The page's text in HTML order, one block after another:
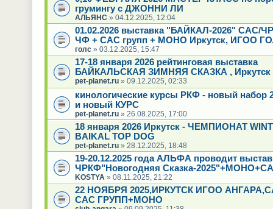
грумингу с ДЖОННИ ЛИ
АЛЬЯНС » 04.12.2025, 12:04
01.02.2026 выставка "БАЙКАЛ-2026" САС/
ЧФ + САС групп + МОНО Иркутск, ИГОО
голс» 03.12.2025, 15:47
17-18 января 2026 рейтинговая выставка
БАЙКАЛЬСКАЯ ЗИМНЯЯ СКАЗКА , Иркутск
pet-planet.ru» 09.12.2025, 02:33
кинологические курсы РКФ - новый набор
и новый КУРС
pet-planet.ru» 26.08.2025, 17:00
18 января 2026 Иркутск - ЧЕМПИОНАТ
BAIKAL TOP DOG
pet-planet.ru» 28.12.2025, 18:48
19-20.12.2025 года АЛЬФА проводит
ЧРКФ"Новогодняя Сказка-
KOSTYA » 08.11.2025, 21:22
22 НОЯБРЯ 2025,ИРКУТСК ИГОО
САС ГРУПП+МОНО